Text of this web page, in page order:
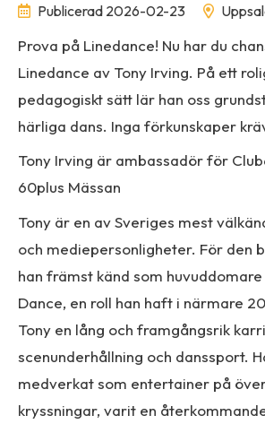
Publicerad 2026-02-23
Prova på Linedance! Nu har du
Linedance av Tony Irving. På ett
pedagogiskt sätt lär han oss
härliga dans. Inga förkunskaper
Tony Irving är ambassadör för
60plus Mässan
Tony är en av Sveriges mest
och mediepersonligheter. För den
han främst känd som huvuddomare
Dance, en roll han haft i närmare
Tony en lång och framgångsrik
scenunderhållning och danssport.
medverkat som entertainer på
kryssningar, varit en